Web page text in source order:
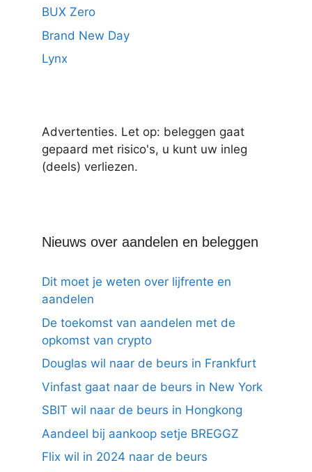
BUX Zero
Brand New Day
Lynx
Advertenties. Let op: beleggen gaat
gepaard met risico's, u kunt uw inleg
(deels) verliezen.
Nieuws over aandelen en beleggen
Dit moet je weten over lijfrente en
aandelen
De toekomst van aandelen met de
opkomst van crypto
Douglas wil naar de beurs in Frankfurt
Vinfast gaat naar de beurs in New York
SBIT wil naar de beurs in Hongkong
Aandeel bij aankoop setje BREGGZ
Flix wil in 2024 naar de beurs